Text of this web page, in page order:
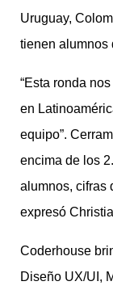
Uruguay,
tienen alumnos
“Esta ronda
en
equipo”.
encima de los
alumnos, cifras
expresó
Coderhouse
Diseño UX/UI,